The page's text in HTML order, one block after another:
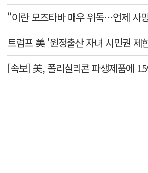
트럼프 美 '원정출산 자녀 시민권 제